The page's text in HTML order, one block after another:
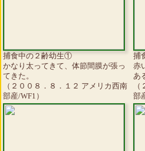
捕食中の２齢幼生①
かなり太ってきて、体節間膜が張っ
てきた。
（２００８．８．１２ アメリカ西南
部産/WF1）
捕
赤
あ
部